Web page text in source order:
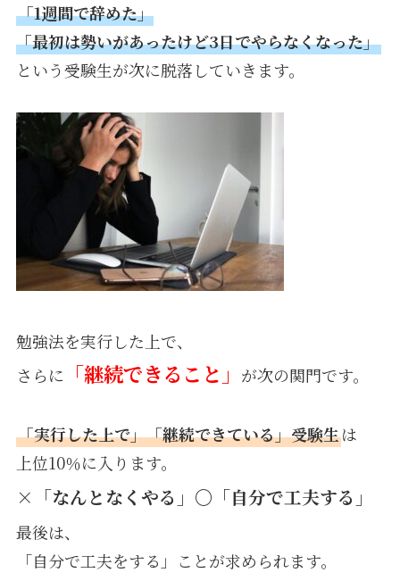
「1週間で辞めた」
「最初は勢いがあったけど3日でやらなくなった」
という受験生が次に脱落していきます。
勉強法を実行した上で、
さらに
「継続できること」 が次の関門です。
「実行した上で」「継続できている」受験生は
上位10％に入ります。
×「なんとなくやる」〇「自分で工夫する」
最後は、
「自分で工夫をする」ことが求められます。